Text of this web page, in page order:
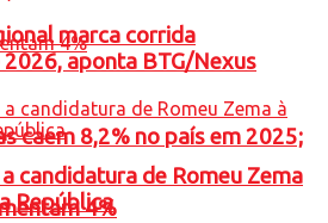
caem 8,2% no país em 2025;
4%
marca corrida
aponta BTG/Nexus
candidatura de Romeu Zema
República